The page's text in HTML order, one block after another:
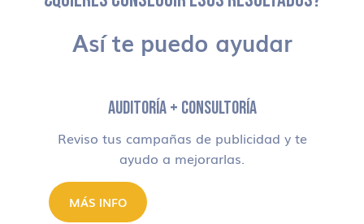
Así te puedo ayudar
AUDITORÍA + CONSULTORÍA
Reviso tus campañas de publicidad y te
ayudo a mejorarlas.
MÁS INFO